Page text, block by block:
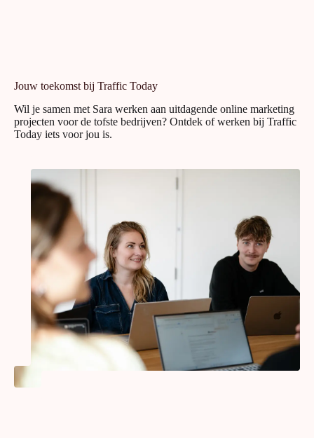
Jouw toekomst bij Traffic Today
Wil je samen met Sara werken aan uitdagende online marketing
projecten voor de tofste bedrijven? Ontdek of werken bij Traffic
Today iets voor jou is.